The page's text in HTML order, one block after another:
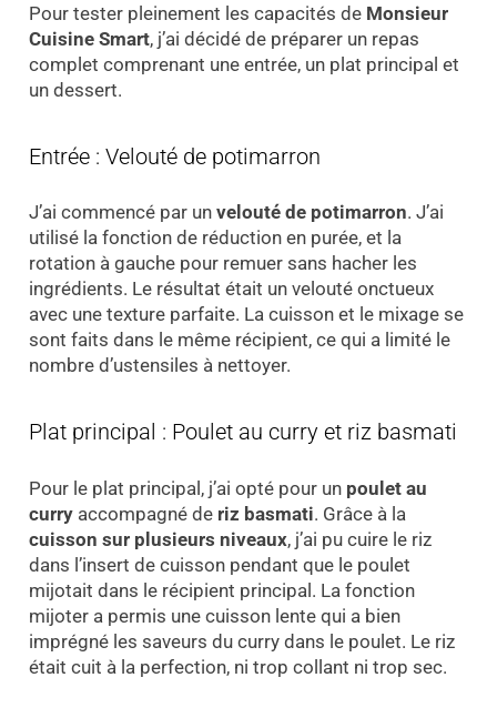
Pour tester pleinement les capacités de Monsieur
Cuisine Smart, j’ai décidé de préparer un repas
complet comprenant une entrée, un plat principal et
un dessert.
Entrée : Velouté de potimarron
J’ai commencé par un velouté de potimarron. J’ai
utilisé la fonction de réduction en purée, et la
rotation à gauche pour remuer sans hacher les
ingrédients. Le résultat était un velouté onctueux
avec une texture parfaite. La cuisson et le mixage se
sont faits dans le même récipient, ce qui a limité le
nombre d’ustensiles à nettoyer.
Plat principal : Poulet au curry et riz basmati
Pour le plat principal, j’ai opté pour un poulet au
curryaccompagné de riz basmati. Grâce à la
cuisson sur plusieurs niveaux, j’ai pu cuire le riz
dans l’insert de cuisson pendant que le poulet
mijotait dans le récipient principal. La fonction
mijoter a permis une cuisson lente qui a bien
imprégné les saveurs du curry dans le poulet. Le riz
était cuit à la perfection, ni trop collant ni trop sec.